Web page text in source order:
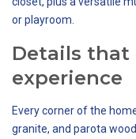
or playroom.
Details that
experience
Every corner of the
granite, and parota